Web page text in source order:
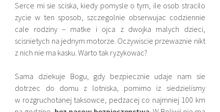
Serce mi sie sciska, kiedy pomysle o tym, ile osob stracilo
zycie w ten sposob, szczegolnie obserwujac codziennie
cale rodziny – matke i ojca z dwojka malych dzieci,
scisnietych na jednym motorze. Oczywiscie przewaznie nikt
z nich nie ma kasku. Warto tak ryzykowac?
Sama dziekuje Bogu, gdy bezpiecznie udaje nam sie
dotrzec do domu z lotniska, pomimo iz siedzielismy
w rozgruchotanej taksowce, pedzacej co najmniej 100 km